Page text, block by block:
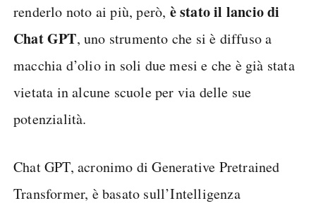
renderlo noto ai più, però, è stato il lancio di
Chat GPT, uno strumento che si è diffuso a
macchia d’olio in soli due mesi e che è già stata
vietata in alcune scuole per via delle sue
potenzialità.
Chat GPT, acronimo di Generative Pretrained
Transformer, è basato sull’Intelligenza